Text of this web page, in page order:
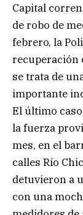
Capital
de robo de
febrero, la
recuperación
se trata de
importante
El último
la fuerza
mes, en el
calles Río
detuvieron a
con una